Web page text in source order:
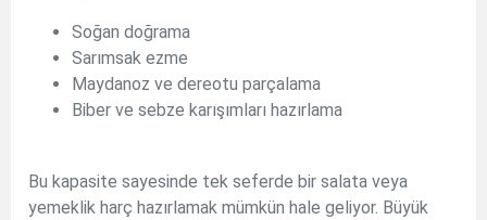
Soğan doğrama
Sarımsak ezme
Maydanoz ve dereotu parçalama
Biber ve sebze karışımları hazırlama
Bu kapasite sayesinde tek seferde bir salata veya
yemeklik harç hazırlamak mümkün hale geliyor. Büyük